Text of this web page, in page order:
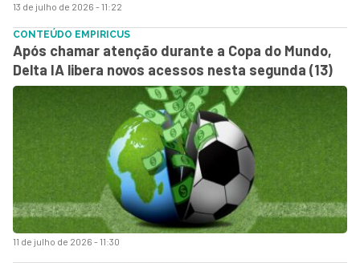
13 de julho de 2026 - 11:22
11 de julho de 2026 - 11:30
CONTEÚDO EMPIRICUS
Após chamar atenção durante a Copa do Mundo,
Delta IA libera novos acessos nesta segunda (13)